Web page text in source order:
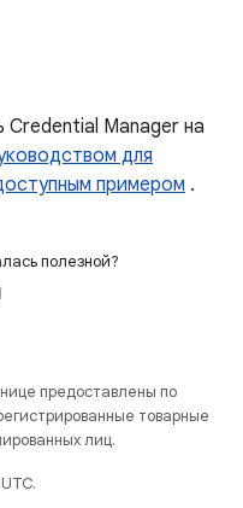
Credential Manager на
для
примером .
полезной?
предоставлены по
товарные
лиц.